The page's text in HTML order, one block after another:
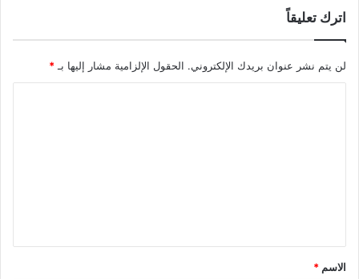
اترك تعليقاً
لن يتم نشر عنوان بريدك الإلكتروني. الحقول الإلزامية مشار إليها بـ *
*
الاسم *